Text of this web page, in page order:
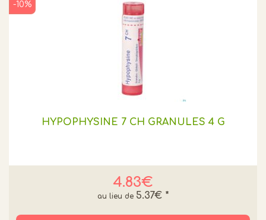
HYPOPHYSINE 7 CH GRANULES 4 G
4.83€
-10%
5.37€ *